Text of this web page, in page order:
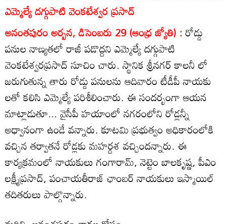
ఎమ్మెల్యే దగ్గుపాటి వెంకటేశ్వర ప్రసాద్‌
అనంతపురం అర్బన, డిసెంబరు 29 (ఆంధ్ర జ్యోతి) :రోడ్డు
పనుల నాణ్యతలో రాజీ పడొద్దని ఎమ్మెల్యే దగ్గుపాటి
వెంకటేశ్వరప్రసాద్‌ సూచిం చారు. స్థానిక శ్రీనగర్‌ కాలనీ లో
జరుగుతున్న తారు రోడ్డు పనులను ఆదివారం టీడీపీ నాయకు
లతో కలిసి ఎమ్మెల్యే పరిశీలించారు. ఈ సందర్భంగా ఆయన
మాట్లాడుతూ... వైసీపీ హయాంలో నగరంలోని రోడ్లన్నీ
అధ్వానంగా ఉండే వన్నారు. కూటమి ప్రభుత్వం అధికారంలోకి
వచ్చిన తర్వాతనే రోడ్లకు మహర్దశ వచ్చిందన్నారు. ఈ
కార్యక్రమంలో నాయకులు గంగారామ్‌, నెట్టెం బాలకృష్ణ, పీఎం
లక్ష్మీప్రసాద్‌, పంచాయతీరాజ్‌ ఛాంబర్‌ నాయకులు ఇస్మాయిల్‌
తదితరులు పాల్గొన్నారు.